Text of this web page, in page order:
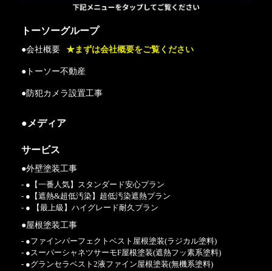
トーソーグループ
●会社概要 ★まずは会社概要をご覧ください
●トーソー不動産
●防犯カメラ設置工事
●メディア
サービス
●外壁塗装工事
- ●【一番人気】スタンダード安心プラン
- ●【遮熱&超低汚染】超低汚染遮熱プラン
- ● 【最上級】ハイグレード耐久プラン
●屋根塗装工事
- ●ファインパーフェクトベスト屋根塗装(ラジカル塗料)
- ●スーパーシャネツサーモF屋根塗装(遮熱フッ素系塗料)
- ●グランセラベスト2液ファイン屋根塗装(無機系塗料)